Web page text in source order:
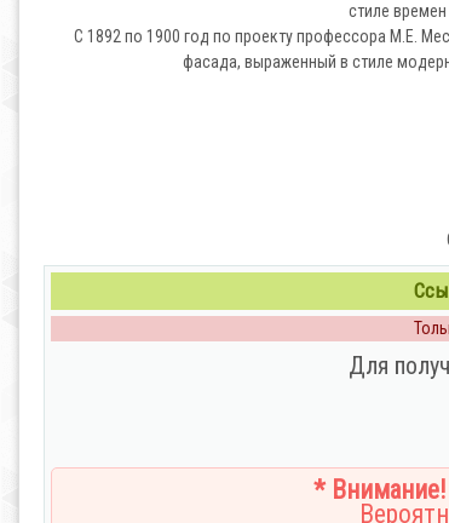
стиле
С 1892 по 1900 год по проекту профессора М.Е.
фасада, выраженный в стиле
Для
* Внимание!